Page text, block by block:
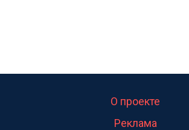
О проекте
Реклама